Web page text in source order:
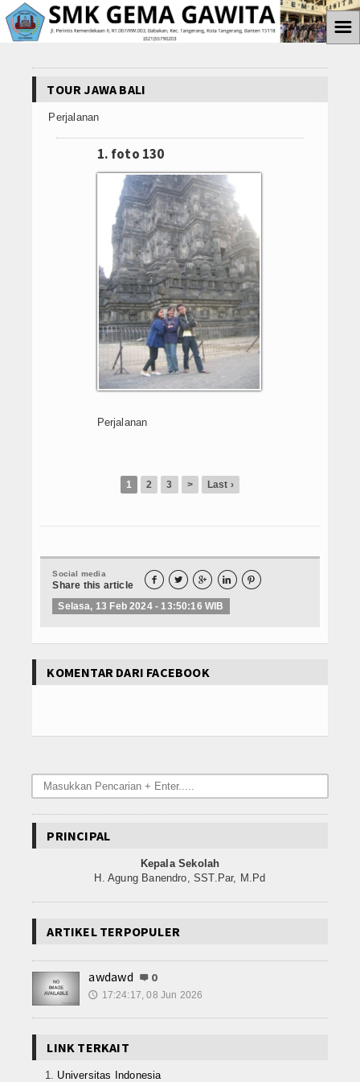
Home
Informasi
☰
TOUR JAWA BALI
Perjalanan
1. foto 130
Perjalanan
1 2 3 > Last ›
Social media
Share this article     
Selasa, 13 Feb 2024 - 13:50:16 WIB
KOMENTAR DARI FACEBOOK
PRINCIPAL
Kepala Sekolah
H. Agung Banendro, SST.Par, M.Pd
ARTIKEL TERPOPULER
awdawd 0
🕔 17:24:17, 08 Jun 2026
LINK TERKAIT
Universitas Indonesia